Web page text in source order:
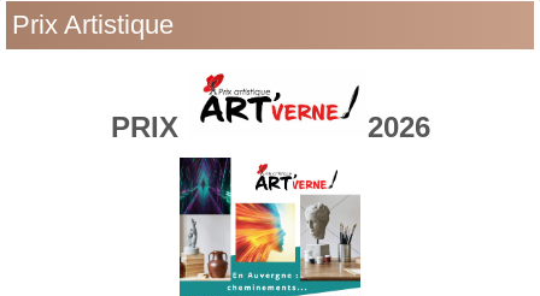
Prix Artistique
PRIX 2026